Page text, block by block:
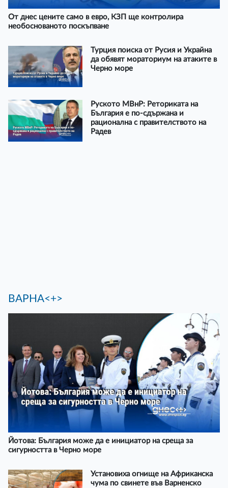
От днес цените само в евро, КЗП ще контролира
необоснованото поскъпване
Турция поиска от Русия и Украйна
да обявят мораториум на атаките в
Черно море
Руското МВнР: Реториката на
България е по-сдържана и
рационална с правителството на
Радев
ВАРНА<+>
Йотова: България може да е инициатор на среща за
сигурността в Черно море
Установиха огнище на Африканска
чума по свинете във Варненско